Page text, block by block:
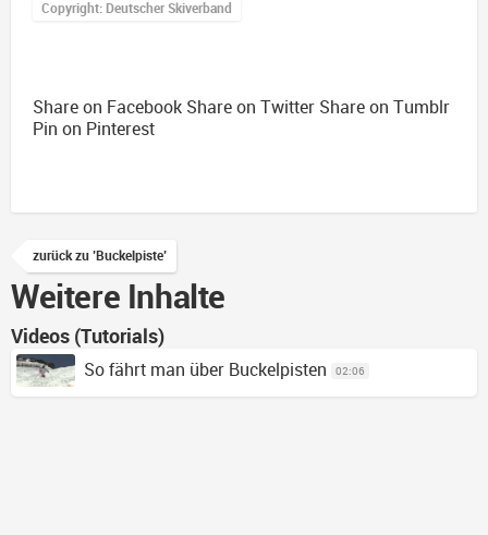
Copyright: Deutscher Skiverband
Share on Facebook Share on Twitter Share on Tumblr
Pin on Pinterest
zurück zu 'Buckelpiste'
Weitere Inhalte
Videos (Tutorials)
So fährt man über Buckelpisten 02:06